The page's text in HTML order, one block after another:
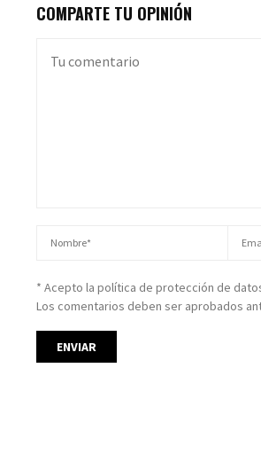
COMPARTE TU OPINIÓN
* Acepto la política de protección de
Los comentarios deben ser aprobados